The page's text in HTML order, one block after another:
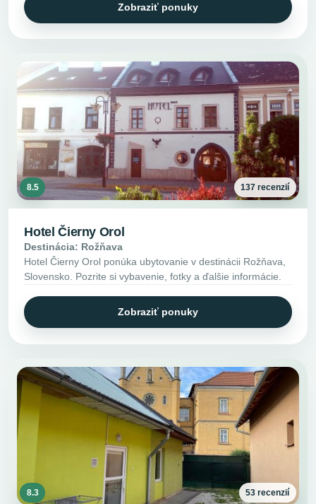
Zobraziť ponuky
8.5 137 recenzií
Hotel Čierny Orol
Destinácia: Rožňava
Hotel Čierny Orol ponúka ubytovanie v destinácii Rožňava,
Slovensko. Pozrite si vybavenie, fotky a ďalšie informácie.
Zobraziť ponuky
8.3 53 recenzií